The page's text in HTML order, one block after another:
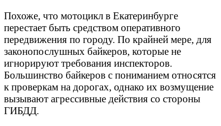
Похоже, что мотоцикл в Екатеринбурге
перестает быть средством оперативного
передвижения по городу. По крайней мере, для
законопослушных байкеров, которые не
игнорируют требования инспекторов.
Большинство байкеров с пониманием относятся
к проверкам на дорогах, однако их возмущение
вызывают агрессивные действия со стороны
ГИБДД.